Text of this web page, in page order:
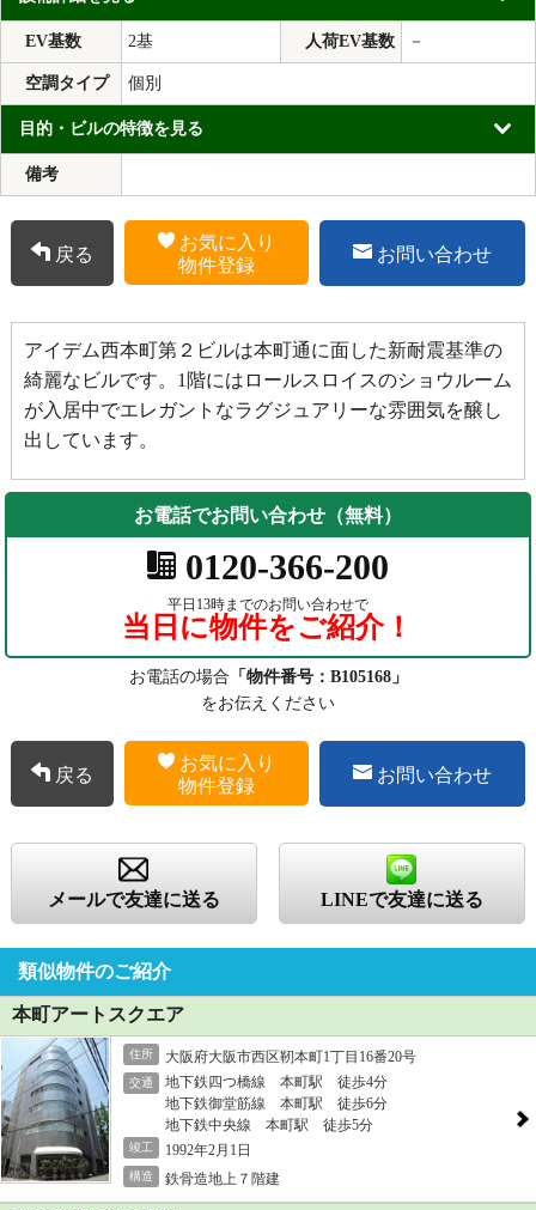
EV基数 2基 人荷EV基数 －
空調タイプ 個別
目的・ビルの特徴を見る
備考
戻る
お気に入り
物件登録
お問い合わせ
アイデム西本町第２ビルは本町通に面した新耐震基準の
綺麗なビルです。1階にはロールスロイスのショウルーム
が入居中でエレガントなラグジュアリーな雰囲気を醸し
出しています。
お電話でお問い合わせ（無料）
0120-366-200
平日13時までのお問い合わせで
当日に物件をご紹介！
お電話の場合 「物件番号：B105168」
をお伝えください
戻る
お気に入り
物件登録
お問い合わせ
メールで友達に送る LINEで友達に送る
類似物件のご紹介
本町アートスクエア
住所 大阪府大阪市西区靭本町1丁目16番20号
交通
地下鉄四つ橋線 本町駅 徒歩4分
地下鉄御堂筋線 本町駅 徒歩6分
地下鉄中央線 本町駅 徒歩5分
竣工 1992年2月1日
構造 鉄骨造地上７階建